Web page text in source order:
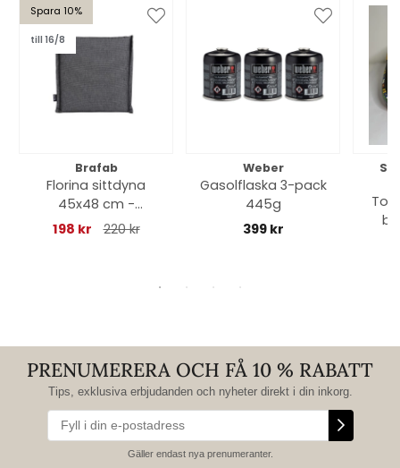
Spara 10%
till 16/8
Brafab
Florina sittdyna
45x48 cm -
antracit
198 kr 220 kr
Weber
Gasolflaska 3-pack
445g
399 kr
PRENUMERERA OCH FÅ 10 % RABATT
Tips, exklusiva erbjudanden och nyheter direkt i din inkorg.
Gäller endast nya prenumeranter.